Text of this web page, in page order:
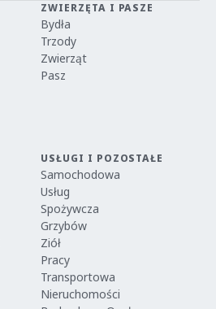
ZWIERZĘTA I PASZE
Bydła
Trzody
Zwierząt
Pasz
USŁUGI I POZOSTAŁE
Samochodowa
Usług
Spożywcza
Grzybów
Ziół
Pracy
Transportowa
Nieruchomości